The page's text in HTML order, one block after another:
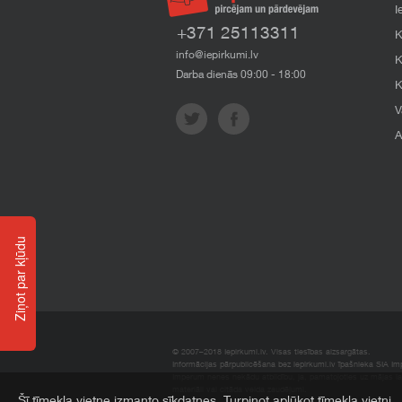
+371 25113311
info@iepirkumi.lv
Darba dienās 09:00 - 18:00
© 2007–2018 Iepirkumi.lv. Visas tiesības aizsargātas.
Informācijas pārpublicēšana bez iepirkumi.lv īpašnieka SIA
Ziņot par kļūdu